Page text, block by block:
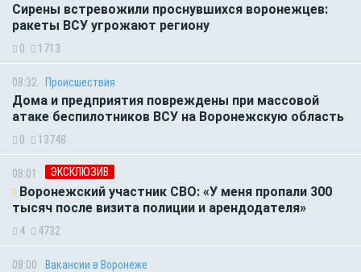
Сирены встревожили проснувшихся воронежцев:
ракеты ВСУ угрожают региону
0 1713
08:32 Происшествия
Дома и предприятия повреждены при массовой
атаке беспилотников ВСУ на Воронежскую область
0 13748
08:01 ЭКСКЛЮЗИВ
Воронежский участник СВО: «У меня пропали 300
тысяч после визита полиции и арендодателя»
4 4732
08:00 Вакансии в Воронеже